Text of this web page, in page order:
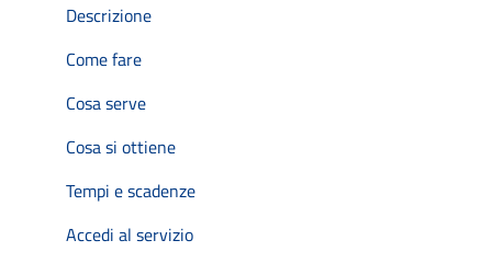
Descrizione
Come fare
Cosa serve
Cosa si ottiene
Tempi e scadenze
Accedi al servizio